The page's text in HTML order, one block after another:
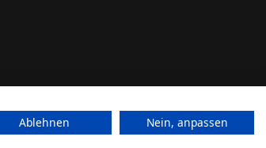
Ablehnen Nein, anpassen